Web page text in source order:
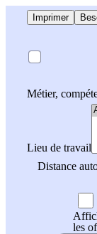
Imprimer
Métier,
Lieu de travail
Distance
les